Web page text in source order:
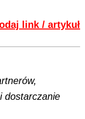
link / artykuł
dostarczanie